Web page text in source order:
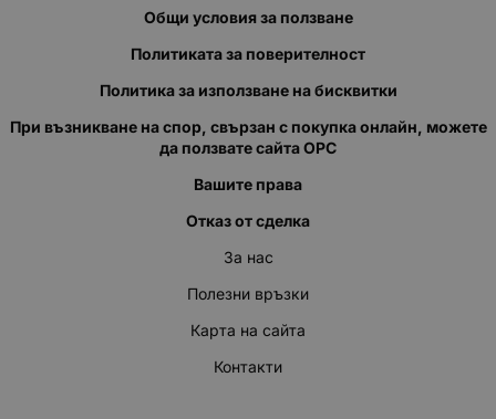
Общи условия за ползване
Политиката за поверителност
Политика за използване на бисквитки
При възникване на спор, свързан с покупка онлайн, можете
да ползвате сайта ОРС
Вашите права
Отказ от сделка
За нас
Полезни връзки
Карта на сайта
Контакти